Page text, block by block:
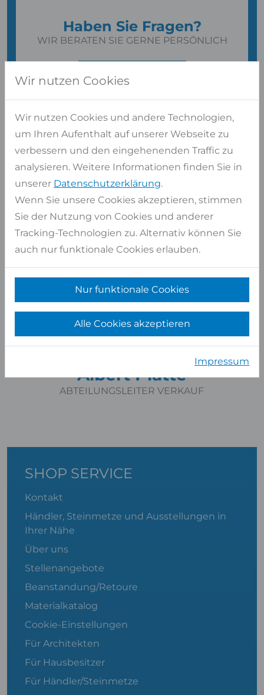
Haben Sie Fragen?
WIR BERATEN SIE GERNE PERSÖNLICH
Kostenlose Beratung
Langjährige Erfahrung und zertifiziertes
Personal
Albert Platte
ABTEILUNGSLEITER VERKAUF
SHOP SERVICE
Kontakt
Händler, Steinmetze und Ausstellungen in
Ihrer Nähe
Über uns
Stellenangebote
Beanstandung/Retoure
Materialkatalog
Cookie-Einstellungen
Für Architekten
Für Hausbesitzer
Für Händler/Steinmetze
Wir nutzen Cookies
Wir nutzen Cookies und andere Technologien,
um Ihren Aufenthalt auf unserer Webseite zu
verbessern und den eingehenenden Traffic zu
analysieren. Weitere Informationen finden Sie in
unserer Datenschutzerklärung.
Wenn Sie unsere Cookies akzeptieren, stimmen
Sie der Nutzung von Cookies und anderer
Tracking-Technologien zu. Alternativ können Sie
auch nur funktionale Cookies erlauben.
Nur funktionale Cookies
Alle Cookies akzeptieren
Impressum